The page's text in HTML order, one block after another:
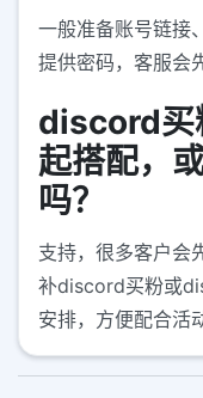
一般准备账号链接
提供密码，客服会
discord买
起搭配，
吗？
支持，很多客户会
补discord买粉或
安排，方便配合活